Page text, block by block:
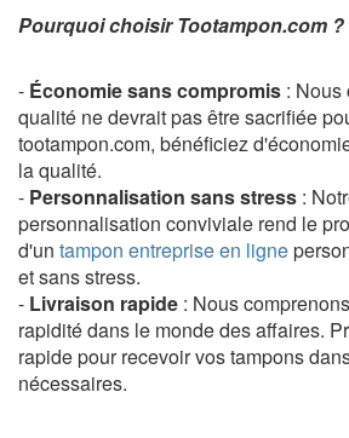
Pourquoi choisir Tootampon.com ?
- Économie sans compromis : Nous
qualité ne devrait pas être sacrifiée
tootampon.com, bénéficiez
la qualité.
- Personnalisation sans stress :
personnalisation conviviale rend le
d'un tampon entreprise en ligne
et sans stress.
- Livraison rapide : Nous
rapidité dans le monde des affaires.
rapide pour recevoir vos tampons
nécessaires.